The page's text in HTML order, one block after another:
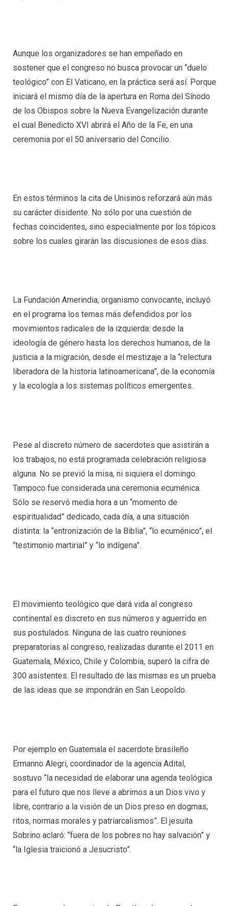
Aunque los organizadores se han empeñado en
sostener que el congreso no busca provocar un “duelo
teológico” con El Vaticano, en la práctica será así. Porque
iniciará el mismo día de la apertura en Roma del Sínodo
de los Obispos sobre la Nueva Evangelización durante
el cual Benedicto XVI abrirá el Año de la Fe, en una
ceremonia por el 50 aniversario del Concilio.
En estos términos la cita de Unisinos reforzará aún más
su carácter disidente. No sólo por una cuestión de
fechas coincidentes, sino especialmente por los tópicos
sobre los cuales girarán las discusiones de esos días.
La Fundación Amerindia, organismo convocante, incluyó
en el programa los temas más defendidos por los
movimientos radicales de la izquierda: desde la
ideología de género hasta los derechos humanos, de la
justicia a la migración, desde el mestizaje a la “relectura
liberadora de la historia latinoamericana”, de la economía
y la ecología a los sistemas políticos emergentes.
Pese al discreto número de sacerdotes que asistirán a
los trabajos, no está programada celebración religiosa
alguna. No se previó la misa, ni siquiera el domingo.
Tampoco fue considerada una ceremonia ecuménica.
Sólo se reservó media hora a un “momento de
espiritualidad” dedicado, cada día, a una situación
distinta: la “entronización de la Biblia”, “lo ecuménico”, el
“testimonio martirial” y “lo indígena”.
El movimiento teológico que dará vida al congreso
continental es discreto en sus números y aguerrido en
sus postulados. Ninguna de las cuatro reuniones
preparatorias al congreso, realizadas durante el 2011 en
Guatemala, México, Chile y Colombia, superó la cifra de
300 asistentes. El resultado de las mismas es un prueba
de las ideas que se impondrán en San Leopoldo.
Por ejemplo en Guatemala el sacerdote brasileño
Ermanno Alegri, coordinador de la agencia Adital,
sostuvo “la necesidad de elaborar una agenda teológica
para el futuro que nos lleve a abrirnos a un Dios vivo y
libre, contrario a la visión de un Dios preso en dogmas,
ritos, normas morales y patriarcalismos”. El jesuita
Sobrino aclaró: “fuera de los pobres no hay salvación” y
“la Iglesia traicionó a Jesucristo”.